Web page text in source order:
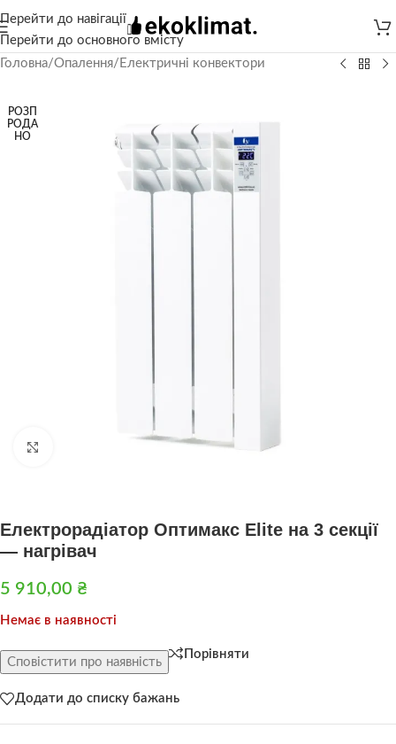
Перейти до навігації
Перейти до основного вмісту
Головна/Опалення/ Електричні конвектори
РОЗП
РОДА
НО
Натисніть, щоб збільшити
Електрорадіатор Оптимакс Elite на 3 секції
— нагрівач
5 910,00 ₴
Немає в наявності
Сповістити про наявність
Порівняти
Додати до списку бажань